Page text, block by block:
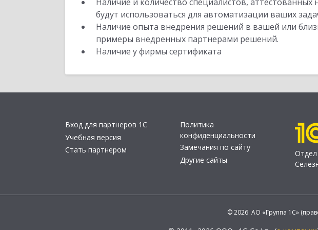
будут использоваться для автоматизации ваших
Наличие опыта внедрения решений в вашей или
примеры внедренных партнерами решений.
Наличие у фирмы сертификата
Вход для партнеров 1С
Учебная версия
Стать партнером
Политика
конфиденциальности
Замечания по сайту
Другие сайты
© 2026 АО «Группа 1С»